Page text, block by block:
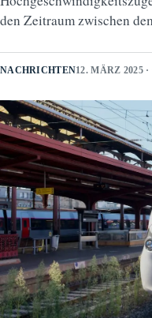
den Zeitraum zwischen
NACHRICHTEN12. MÄRZ 2025